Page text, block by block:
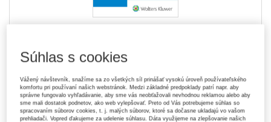
Akadémia
29,40 €
Tlačená kniha
Na sklade- expedujeme ihneď. U vás do 3 prac. dní
Súhlas s cookies
Vážený návštevník, snažíme sa zo všetkých síl prinášať vysokú úroveň používateľského
komfortu pri používaní našich webstránok. Medzi základné predpoklady patrí napr. aby
správne fungovalo vyhľadávanie, aby sme vás neobťažovali nevhodnou reklamou alebo aby
sme mali dostatok podnetov, ako web vylepšovať. Preto od Vás potrebujeme súhlas so
spracovaním súborov cookies, t. j. malých súborov, ktoré sa dočasne ukladajú vo vašom
prehliadači. Vopred ďakujeme za udelenie súhlasu. Dáta využijeme na zlepšovanie našich